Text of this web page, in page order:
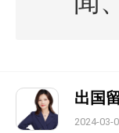
出国
2024-03-